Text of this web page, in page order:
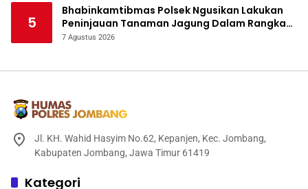
5
Bhabinkamtibmas Polsek Ngusikan Lakukan
Peninjauan Tanaman Jagung Dalam Rangka
Mendukung Ketahanan Pangan
7 Agustus 2026
Jl. KH. Wahid Hasyim No.62, Kepanjen, Kec. Jombang,
Kabupaten Jombang, Jawa Timur 61419
Kategori